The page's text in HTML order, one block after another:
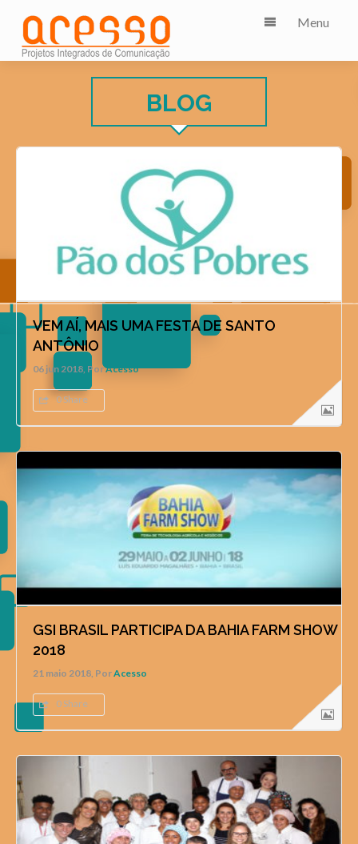
Menu
BLOG
VEM AÍ, MAIS UMA FESTA DE SANTO
ANTÔNIO
06 jun 2018, PorAcesso
0 Share
GSI BRASIL PARTICIPA DA BAHIA FARM SHOW
2018
21 maio 2018, PorAcesso
0 Share